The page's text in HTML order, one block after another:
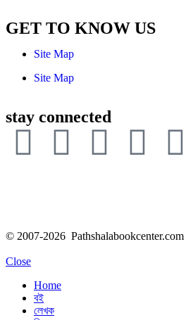
GET TO KNOW US
Site Map
Site Map
stay connected
© 2007-2026 Pathshalabookcenter.com
Close
Home
বই
লেখক